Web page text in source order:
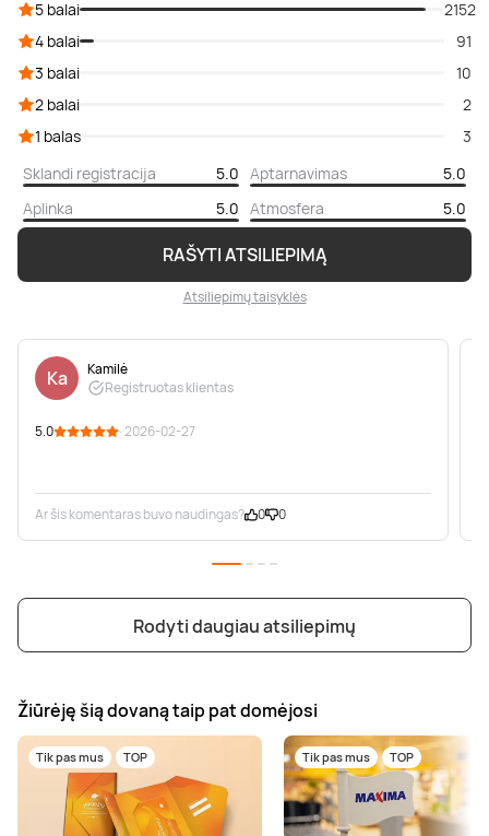
RAŠYTI ATSILIEPIMĄ
Atsiliepimų taisyklės
5 balai
2152
4 balai
91
3 balai
10
2 balai
2
1 balas
3
Sklandi registracija
5.0 Aptarnavimas
5.0
Aplinka
5.0 Atmosfera 5.0
Ka
Kamilė
Registruotas klientas
5.0 · 2026-02-27
Ar šis komentaras buvo naudingas? 0 0
Rodyti daugiau atsiliepimų
Žiūrėję šią dovaną taip pat domėjosi
Tik pas mus TOP Tik pas mus TOP